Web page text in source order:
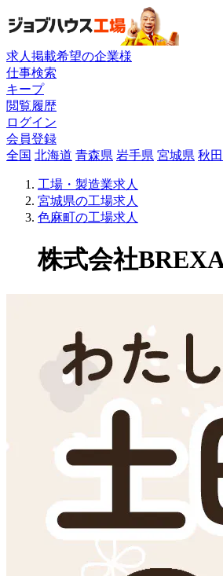
求人掲載希望の企業様
仕事検索
キープ
閲覧履歴
ログイン
会員登録
全国 北海道 青森県 岩手県 宮城県 秋
工場・製造業求人
宮城県の工場求人
色麻町の工場求人
株式会社